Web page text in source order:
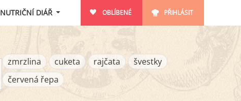
NUTRIČNÍ DIÁŘ OBLÍBENÉ PŘIHLÁSIT
zmrzlina
cuketa rajčata
švestky
červená řepa